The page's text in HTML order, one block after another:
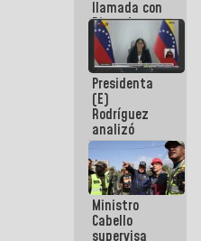
llamada con
Dinorah
Figuera y
acuerdan
primer
encuentro
presencial
para el
diálogo
Presidenta
(E)
Rodríguez
analizó
junto a
gobernadores
planes de
recuperación
del Sistema
Eléctrico
Ministro
Cabello
supervisa